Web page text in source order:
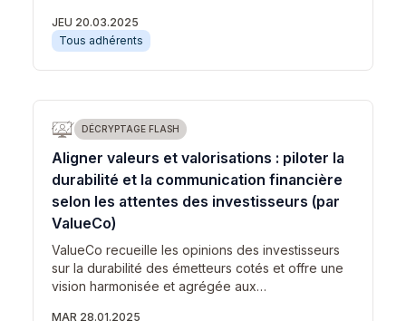
JEU 20.03.2025
Tous adhérents
DÉCRYPTAGE FLASH
Aligner valeurs et valorisations : piloter la
durabilité et la communication financière
selon les attentes des investisseurs (par
ValueCo)
ValueCo recueille les opinions des investisseurs
sur la durabilité des émetteurs cotés et offre une
vision harmonisée et agrégée aux…
MAR 28.01.2025